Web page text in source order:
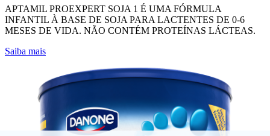
APTAMIL PROEXPERT SOJA 1 É UMA FÓRMULA
INFANTIL À BASE DE SOJA PARA LACTENTES DE 0-6
MESES DE VIDA. NÃO CONTÉM PROTEÍNAS LÁCTEAS.
Saiba mais